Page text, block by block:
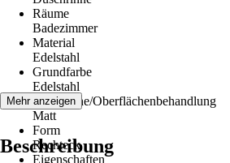
Räume
Badezimmer
Material
Edelstahl
Grundfarbe
Edelstahl
Oberfläche/Oberflächenbehandlung
Matt
Form
Rechteck
Eigenschaften
Mehr anzeigen
Beschreibung